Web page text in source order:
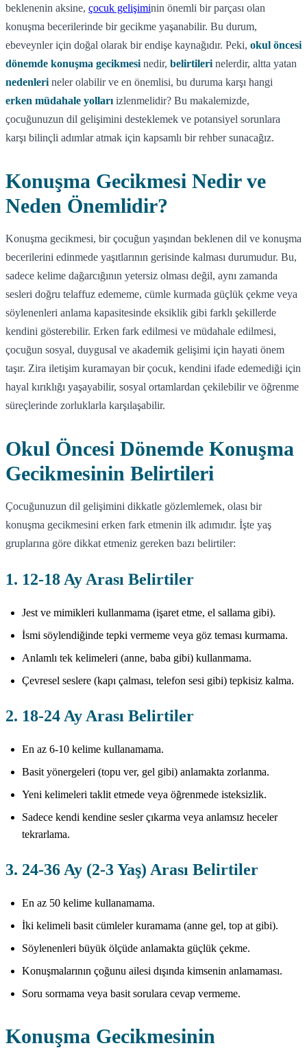
beklenenin aksine, çocuk gelişiminin önemli bir parçası olan
konuşma becerilerinde bir gecikme yaşanabilir. Bu durum,
ebeveynler için doğal olarak bir endişe kaynağıdır. Peki, okul öncesi
dönemde konuşma gecikmesi nedir, belirtileri nelerdir, altta yatan
nedenleri neler olabilir ve en önemlisi, bu duruma karşı hangi
erken müdahale yolları izlenmelidir? Bu makalemizde,
çocuğunuzun dil gelişimini desteklemek ve potansiyel sorunlara
karşı bilinçli adımlar atmak için kapsamlı bir rehber sunacağız.
Konuşma Gecikmesi Nedir ve
Neden Önemlidir?
Konuşma gecikmesi, bir çocuğun yaşından beklenen dil ve konuşma
becerilerini edinmede yaşıtlarının gerisinde kalması durumudur. Bu,
sadece kelime dağarcığının yetersiz olması değil, aynı zamanda
sesleri doğru telaffuz edememe, cümle kurmada güçlük çekme veya
söylenenleri anlama kapasitesinde eksiklik gibi farklı şekillerde
kendini gösterebilir. Erken fark edilmesi ve müdahale edilmesi,
çocuğun sosyal, duygusal ve akademik gelişimi için hayati önem
taşır. Zira iletişim kuramayan bir çocuk, kendini ifade edemediği için
hayal kırıklığı yaşayabilir, sosyal ortamlardan çekilebilir ve öğrenme
süreçlerinde zorluklarla karşılaşabilir.
Okul Öncesi Dönemde Konuşma
Gecikmesinin Belirtileri
Çocuğunuzun dil gelişimini dikkatle gözlemlemek, olası bir
konuşma gecikmesini erken fark etmenin ilk adımıdır. İşte yaş
gruplarına göre dikkat etmeniz gereken bazı belirtiler:
1. 12-18 Ay Arası Belirtiler
Jest ve mimikleri kullanmama (işaret etme, el sallama gibi).
İsmi söylendiğinde tepki vermeme veya göz teması kurmama.
Anlamlı tek kelimeleri (anne, baba gibi) kullanmama.
Çevresel seslere (kapı çalması, telefon sesi gibi) tepkisiz kalma.
2. 18-24 Ay Arası Belirtiler
En az 6-10 kelime kullanamama.
Basit yönergeleri (topu ver, gel gibi) anlamakta zorlanma.
Yeni kelimeleri taklit etmede veya öğrenmede isteksizlik.
Sadece kendi kendine sesler çıkarma veya anlamsız heceler
tekrarlama.
3. 24-36 Ay (2-3 Yaş) Arası Belirtiler
En az 50 kelime kullanamama.
İki kelimeli basit cümleler kuramama (anne gel, top at gibi).
Söylenenleri büyük ölçüde anlamakta güçlük çekme.
Konuşmalarının çoğunu ailesi dışında kimsenin anlamaması.
Soru sormama veya basit sorulara cevap vermeme.
Konuşma Gecikmesinin